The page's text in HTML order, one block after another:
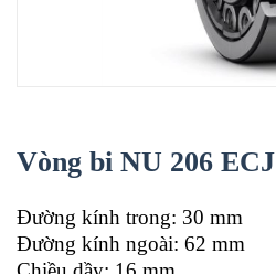
Vòng bi NU 206 ECJ
Đường kính trong: 30 mm
Đường kính ngoài: 62 mm